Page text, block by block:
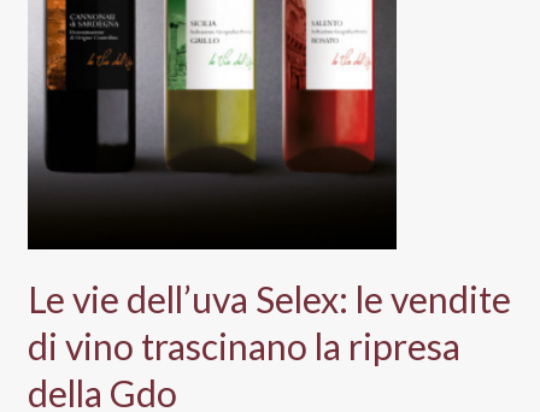
Le vie dell’uva Selex: le vendite
di vino trascinano la ripresa
della Gdo